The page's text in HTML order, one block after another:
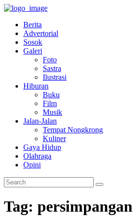
Berita
Advertorial
Sosok
Galeri
Foto
Sastra
Ilustrasi
Hiburan
Buku
Film
Musik
Jalan-Jalan
Tempat Nongkrong
Kuliner
Gaya Hidup
Olahraga
Opini
Tag: persimpangan